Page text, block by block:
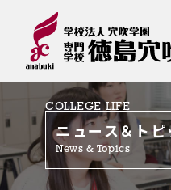
COLLEGE LIFE
ニュース＆ト
News & Topics